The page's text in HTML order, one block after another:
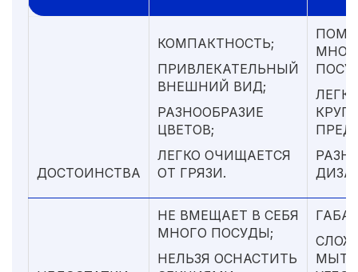
ДОСТОИНСТВА
КОМПАКТНОСТЬ;
ПРИВЛЕКАТЕЛЬНЫЙ
ВНЕШНИЙ ВИД;
РАЗНООБРАЗИЕ
ЦВЕТОВ;
ЛЕГКО ОЧИЩАЕТСЯ
ОТ ГРЯЗИ.
НЕ ВМЕЩАЕТ В СЕБЯ
МНОГО ПОСУДЫ;
НЕЛЬЗЯ ОСНАСТИТЬ
МЫТЬ